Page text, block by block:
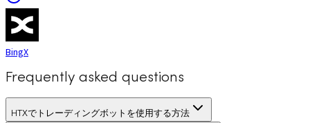
BingX
Frequently asked questions
HTXでトレーディングボットを使用する方法